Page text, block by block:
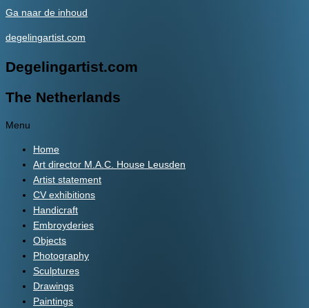
Ga naar de inhoud
degelingartist.com
Degelingartist.com
The Netherlands
Menu
Home
Art director M.A.C. House Leusden
Artist statement
CV exhibitions
Handicraft
Embroyderies
Objects
Photography
Sculptures
Drawings
Paintings